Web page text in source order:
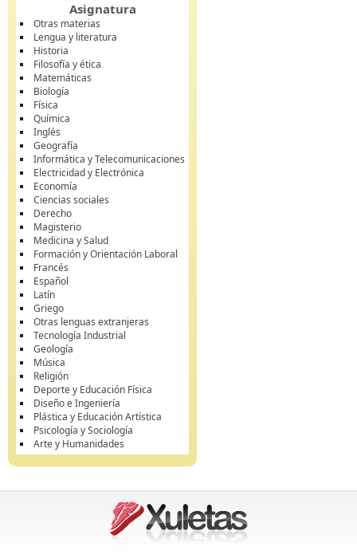
Asignatura
Otras materias
Lengua y literatura
Historia
Filosofía y ética
Matemáticas
Biología
Física
Química
Inglés
Geografía
Informática y Telecomunicaciones
Electricidad y Electrónica
Economía
Ciencias sociales
Derecho
Magisterio
Medicina y Salud
Formación y Orientación Laboral
Francés
Español
Latín
Griego
Otras lenguas extranjeras
Tecnología Industrial
Geología
Música
Religión
Deporte y Educación Física
Diseño e Ingeniería
Plástica y Educación Artística
Psicología y Sociología
Arte y Humanidades